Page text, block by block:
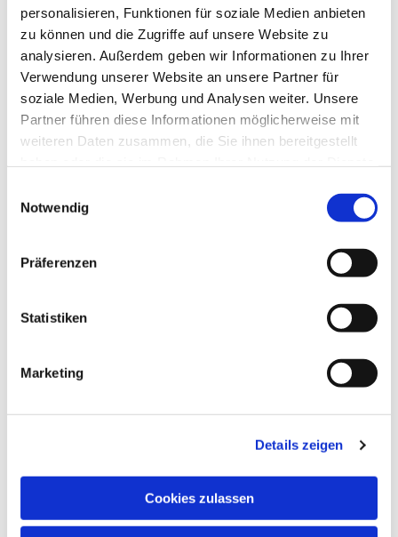
personalisieren, Funktionen für soziale Medien anbieten
zu können und die Zugriffe auf unsere Website zu
analysieren. Außerdem geben wir Informationen zu Ihrer
Verwendung unserer Website an unsere Partner für
soziale Medien, Werbung und Analysen weiter. Unsere
Partner führen diese Informationen möglicherweise mit
weiteren Daten zusammen, die Sie ihnen bereitgestellt
Notwendig
Präferenzen
Statistiken
Marketing
Details zeigen
Cookies zulassen
Kern des Emmauskreises. Jeden Donnerstag von 14.30-
16 Uhr im Gemeindehaus, Kleiberweg 115 - seien Sie
herzlich willkommen!
interessieren